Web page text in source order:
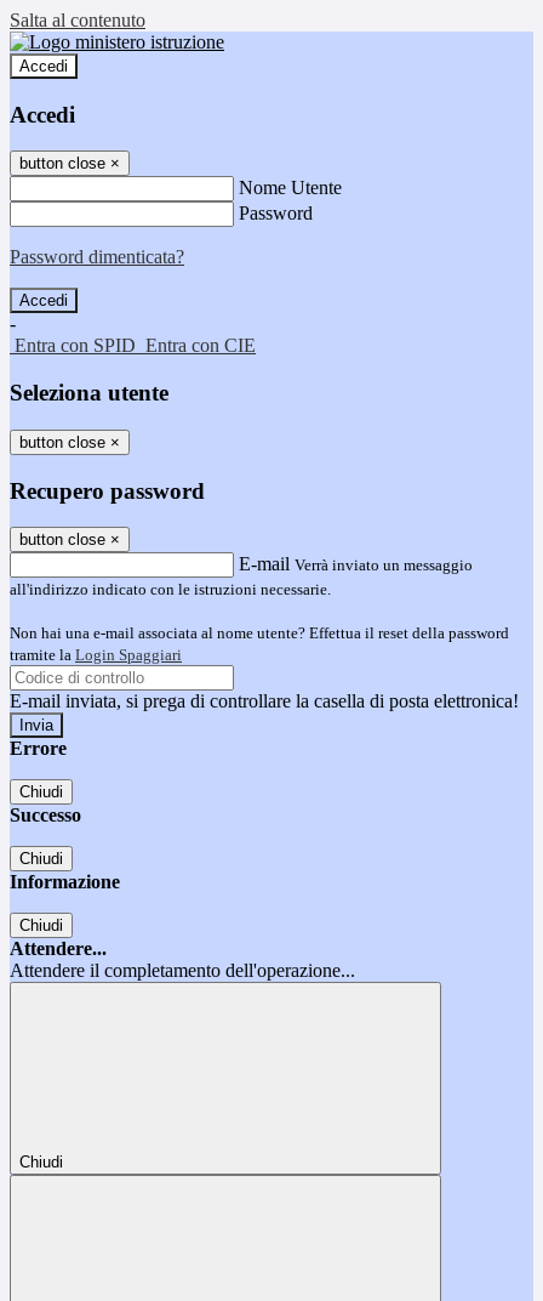
Salta al contenuto
Accedi
Accedi
button close ×
Nome Utente
Password
Password dimenticata?
-
Entra con SPID Entra con CIE
Seleziona utente
button close ×
Recupero password
button close ×
E-mail Verrà inviato un messaggio
all'indirizzo indicato con le istruzioni necessarie.
Non hai una e-mail associata al nome utente? Effettua il reset della password
tramite la Login Spaggiari
E-mail inviata, si prega di controllare la casella di posta elettronica!
Errore
Chiudi
Successo
Chiudi
Informazione
Chiudi
Attendere...
Attendere il completamento dell'operazione...
Chiudi